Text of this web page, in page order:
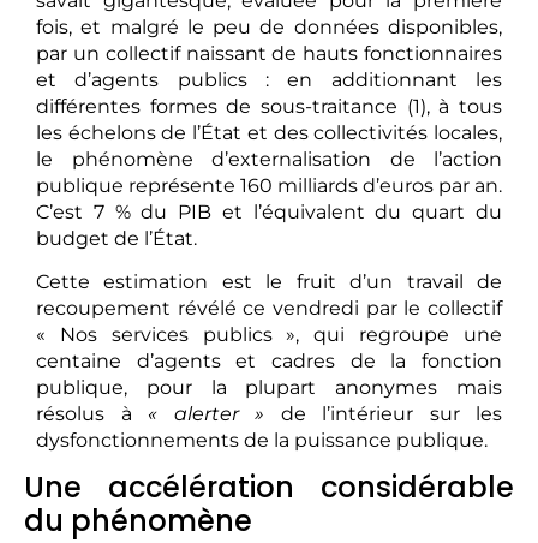
fois, et malgré le peu de données disponibles,
par un collectif naissant de hauts fonctionnaires
et d’agents publics : en additionnant les
différentes formes de sous-traitance (1), à tous
les échelons de l’État et des collectivités locales,
le phénomène d’externalisation de l’action
publique représente 160 milliards d’euros par an.
C’est 7 % du PIB et l’équivalent du quart du
budget de l’État.
Cette estimation est le fruit d’un travail de
recoupement révélé ce vendredi par le collectif
« Nos services publics », qui regroupe une
centaine d’agents et cadres de la fonction
publique, pour la plupart anonymes mais
résolus à « alerter » de l’intérieur sur les
dysfonctionnements de la puissance publique.
Une accélération considérable
du phénomène